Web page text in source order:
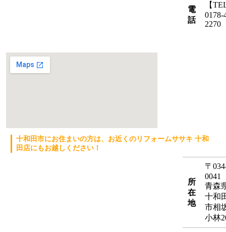
電
話
【
0178-
2270
十和田市にお住まいの方は、お近くのリフォームササキ 十和
田店にもお越しください！
所
在
地
〒
0041
青森
十和
市相
小林